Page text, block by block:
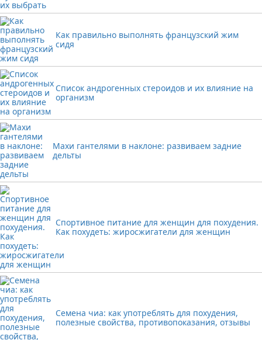
Как правильно выполнять французский жим
сидя
Список андрогенных стероидов и их влияние на
организм
Махи гантелями в наклоне: развиваем задние
дельты
Спортивное питание для женщин для похудения.
Как похудеть: жиросжигатели для женщин
Семена чиа: как употреблять для похудения,
полезные свойства, противопоказания, отзывы